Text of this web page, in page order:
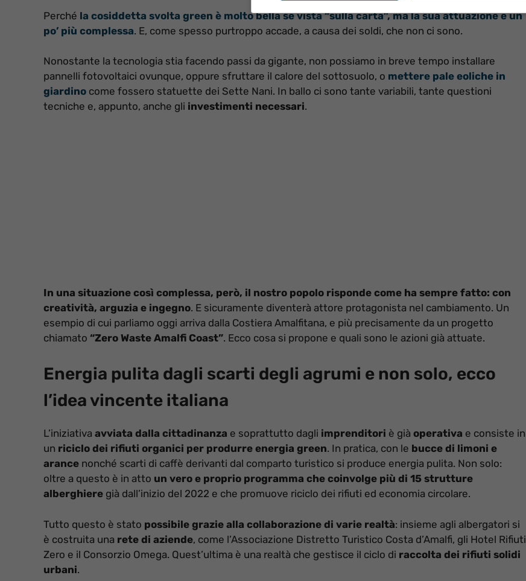
Perché la cosiddetta svolta green è molto bella se vista “sulla carta”, ma la sua attuazione è un
po’ più complessa. E, come spesso purtroppo accade, a causa dei soldi, che non ci sono.
Nonostante la tecnologia stia facendo passi da gigante, non possiamo in breve tempo installare
pannelli fotovoltaici ovunque, oppure sfruttare il calore del sottosuolo, o mettere pale eoliche in
giardino come fossero statuette dei Sette Nani. In ballo ci sono tante variabili, tante questioni
tecniche e, appunto, anche gli investimenti necessari.
In una situazione così complessa, però, il nostro popolo risponde come ha sempre fatto: con
creatività, arguzia e ingegno. E sicuramente diventerà attore protagonista nel cambiamento. Un
esempio di cui parliamo oggi arriva dalla Costiera Amalfitana, e più precisamente da un progetto
chiamato “Zero Waste Amalfi Coast”. Ecco cosa si propone e quali sono le azioni già attuate.
Energia pulita dagli scarti degli agrumi e non solo, ecco
l’idea vincente italiana
L’iniziativa avviata dalla cittadinanza e soprattutto dagli imprenditori è già operativa e consiste in
un riciclo dei rifiuti organici per produrre energia green. In pratica, con le bucce di limoni e
arance nonché scarti di caffè derivanti dal comparto turistico si produce energia pulita. Non solo:
oltre a questo è in atto un vero e proprio programma che coinvolge più di 15 strutture
alberghiere già dall’inizio del 2022 e che promuove riciclo dei rifiuti ed economia circolare.
Tutto questo è stato possibile grazie alla collaborazione di varie realtà: insieme agli albergatori si
è costruita una rete di aziende, come l’Associazione Distretto Turistico Costa d’Amalfi, gli Hotel Rifiuti
Zero e il Consorzio Omega. Quest’ultima è una realtà che gestisce il ciclo di raccolta dei rifiuti solidi
urbani.